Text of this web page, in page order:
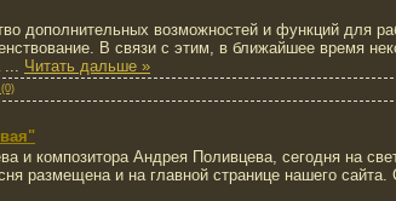
дополнительных возможностей и функций для
В связи с этим, в ближайшее время
... Читать дальше »
и композитора Андрея Поливцева, сегодня на
размещена и на главной странице нашего